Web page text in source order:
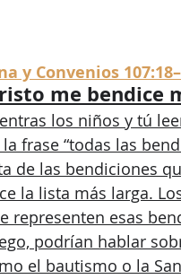
y Convenios
me bendice
los niños y tú
la frase “todas las
de las bendiciones
la lista más larga.
representen esas
podrían hablar
el bautismo o la